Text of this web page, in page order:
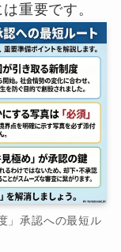
重要です。
」承認への最短ル